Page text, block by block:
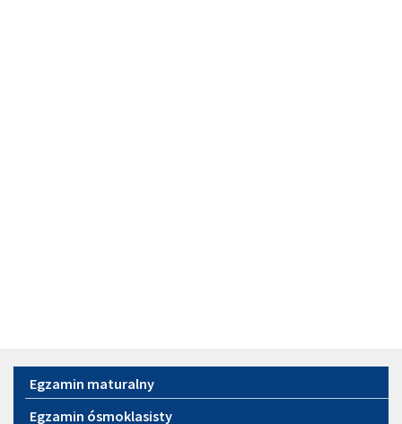
Menu
Egzamin maturalny
Egzamin ósmoklasisty